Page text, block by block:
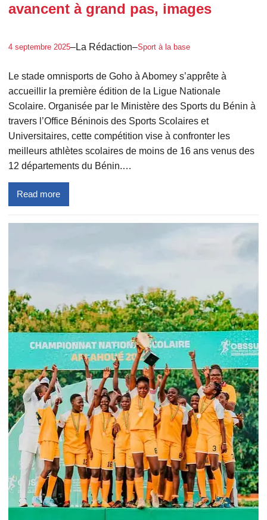
avancent à grand pas, images
4 septembre 2025–La Rédaction–Sport à la base
Le stade omnisports de Goho à Abomey s’apprête à
accueillir la première édition de la Ligue Nationale
Scolaire. Organisée par le Ministère des Sports du Bénin à
travers l’Office Béninois des Sports Scolaires et
Universitaires, cette compétition vise à confronter les
meilleurs athlètes scolaires de moins de 16 ans venus des
12 départements du Bénin.…
Read more